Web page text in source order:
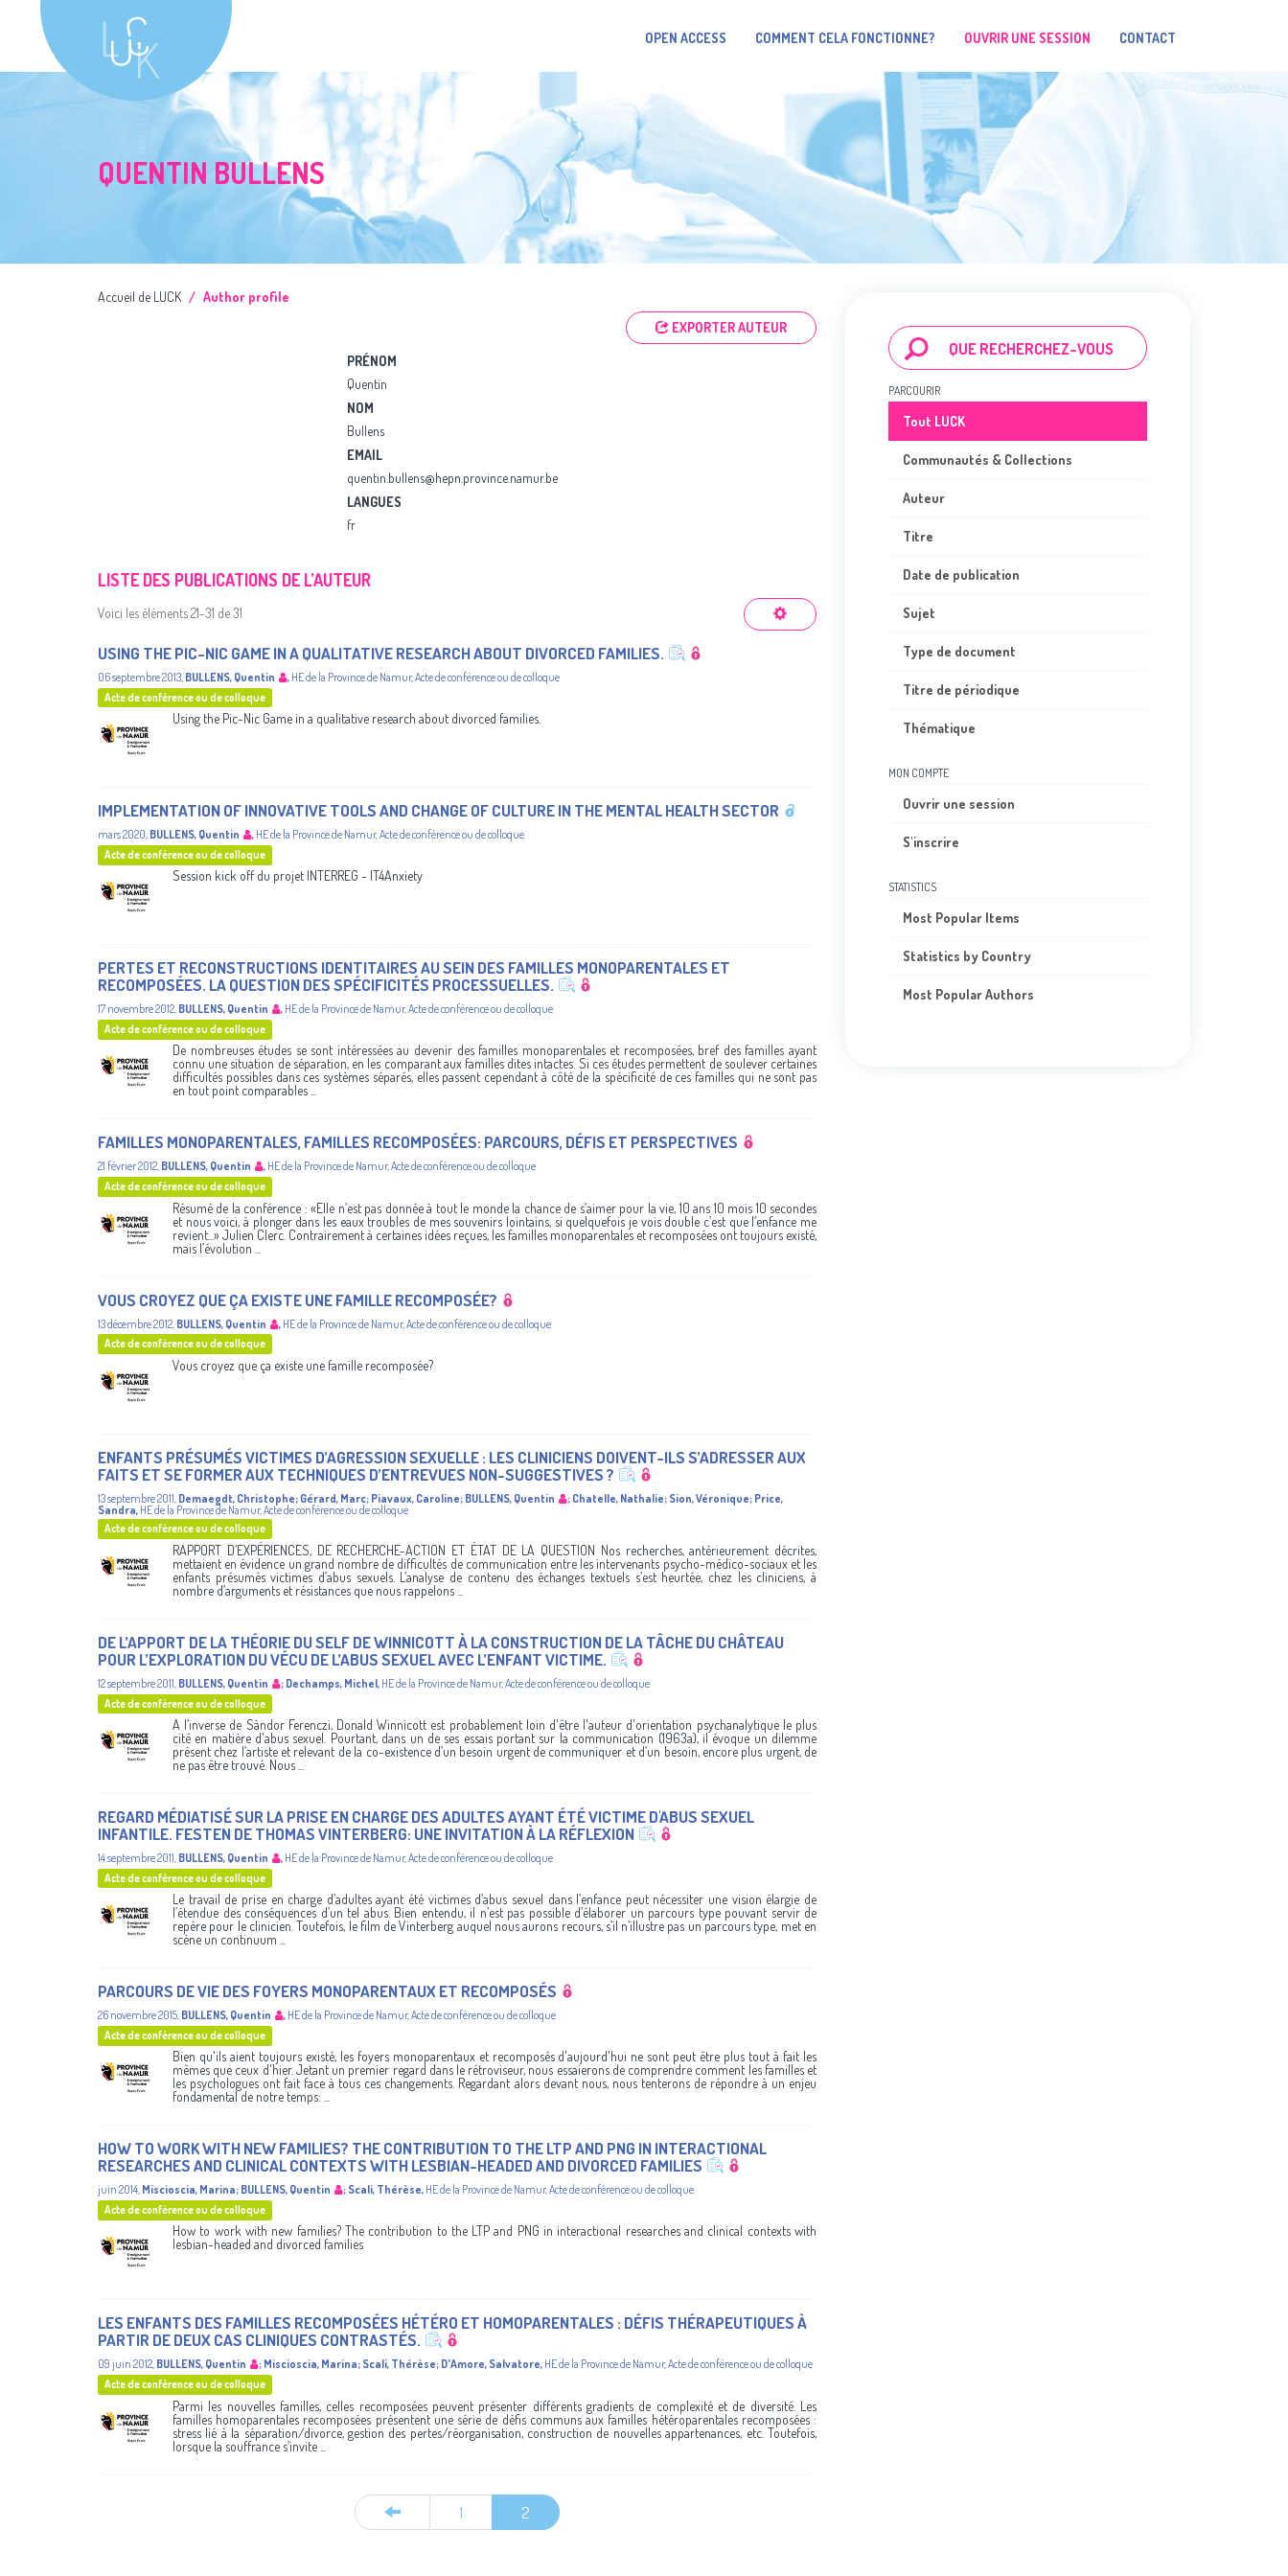
OPEN ACCESS COMMENT CELA FONCTIONNE? OUVRIR UNE SESSION CONTACT
QUENTIN BULLENS
Accueil de LUCK
Author profile
EXPORTER AUTEUR
PRÉNOM
Quentin
NOM
Bullens
EMAIL
quentin.bullens@hepn.province.namur.be
LANGUES
fr
LISTE DES PUBLICATIONS DE L’AUTEUR
Voici les éléments 21-31 de 31
USING THE PIC-NIC GAME IN A QUALITATIVE RESEARCH ABOUT DIVORCED FAMILIES.
06 septembre 2013, BULLENS, Quentin , HE de la Province de Namur,Acte de conférence ou de colloque
Acte de conférence ou de colloque
Using the Pic-Nic Game in a qualitative research about divorced families.
IMPLEMENTATION OF INNOVATIVE TOOLS AND CHANGE OF CULTURE IN THE MENTAL HEALTH SECTOR
mars 2020, BULLENS, Quentin , HE de la Province de Namur,Acte de conférence ou de colloque
Acte de conférence ou de colloque
Session kick off du projet INTERREG - IT4Anxiety
PERTES ET RECONSTRUCTIONS IDENTITAIRES AU SEIN DES FAMILLES MONOPARENTALES ET
RECOMPOSÉES. LA QUESTION DES SPÉCIFICITÉS PROCESSUELLES.
17 novembre 2012, BULLENS, Quentin , HE de la Province de Namur,Acte de conférence ou de colloque
Acte de conférence ou de colloque
De nombreuses études se sont intéressées au devenir des familles monoparentales et recomposées, bref des familles ayant
connu une situation de séparation, en les comparant aux familles dites intactes. Si ces études permettent de soulever certaines
difficultés possibles dans ces systèmes séparés, elles passent cependant à côté de la spécificité de ces familles qui ne sont pas
en tout point comparables ...
FAMILLES MONOPARENTALES, FAMILLES RECOMPOSÉES: PARCOURS, DÉFIS ET PERSPECTIVES
21 février 2012, BULLENS, Quentin , HE de la Province de Namur,Acte de conférence ou de colloque
Acte de conférence ou de colloque
Résumé de la conférence : «Elle n’est pas donnée à tout le monde la chance de s’aimer pour la vie, 10 ans 10 mois 10 secondes
et nous voici, à plonger dans les eaux troubles de mes souvenirs lointains, si quelquefois je vois double c’est que l’enfance me
revient...» Julien Clerc. Contrairement à certaines idées reçues, les familles monoparentales et recomposées ont toujours existé,
mais l’évolution ...
VOUS CROYEZ QUE ÇA EXISTE UNE FAMILLE RECOMPOSÉE?
13 décembre 2012 BULLENS, Quentin , HE de la Province de Namur, Acte de conférence ou de colloque
Acte de conférence ou de colloque
Vous croyez que ça existe une famille recomposée?
ENFANTS PRÉSUMÉS VICTIMES D’AGRESSION SEXUELLE : LES CLINICIENS DOIVENT-ILS S’ADRESSER AUX
FAITS ET SE FORMER AUX TECHNIQUES D’ENTREVUES NON-SUGGESTIVES ?
13 septembre 2011 Demaegdt, Christophe; Gérard, Marc; Piavaux, Caroline; BULLENS, Quentin ; Chatelle, Nathalie; Sion, Véronique; Price,
Sandra, HE de la Province de Namur, Acte de conférence ou de colloque
Acte de conférence ou de colloque
RAPPORT D’EXPÉRIENCES, DE RECHERCHE-ACTION ET ÉTAT DE LA QUESTION Nos recherches, antérieurement décrites,
mettaient en évidence un grand nombre de difficultés de communication entre les intervenants psycho-médico-sociaux et les
enfants présumés victimes d’abus sexuels. L’analyse de contenu des échanges textuels s’est heurtée, chez les cliniciens, à
nombre d’arguments et résistances que nous rappelons ...
DE L’APPORT DE LA THÉORIE DU SELF DE WINNICOTT À LA CONSTRUCTION DE LA TÂCHE DU CHÂTEAU
POUR L’EXPLORATION DU VÉCU DE L’ABUS SEXUEL AVEC L’ENFANT VICTIME.
12 septembre 2011 BULLENS, Quentin ; Dechamps, Michel, HE de la Province de Namur, Acte de conférence ou de colloque
Acte de conférence ou de colloque
A l’inverse de Sàndor Ferenczi, Donald Winnicott est probablement loin d'être l'auteur d'orientation psychanalytique le plus
cité en matière d'abus sexuel. Pourtant, dans un de ses essais portant sur la communication (1963a), il évoque un dilemme
présent chez l’artiste et relevant de la co-existence d’un besoin urgent de communiquer et d’un besoin, encore plus urgent, de
ne pas être trouvé. Nous ...
REGARD MÉDIATISÉ SUR LA PRISE EN CHARGE DES ADULTES AYANT ÉTÉ VICTIME D'ABUS SEXUEL
INFANTILE. FESTEN DE THOMAS VINTERBERG: UNE INVITATION À LA RÉFLEXION
14 septembre 2011 BULLENS, Quentin , HE de la Province de Namur, Acte de conférence ou de colloque
Acte de conférence ou de colloque
Le travail de prise en charge d’adultes ayant été victimes d’abus sexuel dans l’enfance peut nécessiter une vision élargie de
l’étendue des conséquences d’un tel abus. Bien entendu, il n’est pas possible d’élaborer un parcours type pouvant servir de
repère pour le clinicien. Toutefois, le film de Vinterberg auquel nous aurons recours, s’il n’illustre pas un parcours type, met en
scène un continuum ...
PARCOURS DE VIE DES FOYERS MONOPARENTAUX ET RECOMPOSÉS
26 novembre 2015, BULLENS, Quentin , HE de la Province de Namur,Acte de conférence ou de colloque
Acte de conférence ou de colloque
Bien qu'ils aient toujours existé, les foyers monoparentaux et recomposés d'aujourd'hui ne sont peut être plus tout à fait les
mêmes que ceux d'hier. Jetant un premier regard dans le rétroviseur, nous essaierons de comprendre comment les familles et
les psychologues ont fait face à tous ces changements. Regardant alors devant nous, nous tenterons de répondre à un enjeu
fondamental de notre temps: ...
HOW TO WORK WITH NEW FAMILIES? THE CONTRIBUTION TO THE LTP AND PNG IN INTERACTIONAL
RESEARCHES AND CLINICAL CONTEXTS WITH LESBIAN-HEADED AND DIVORCED FAMILIES
juin 2014, Miscioscia, Marina; BULLENS, Quentin ; Scali, Thérèse, HE de la Province de Namur,Acte de conférence ou de colloque
Acte de conférence ou de colloque
How to work with new families? The contribution to the LTP and PNG in interactional researches and clinical contexts with
lesbian-headed and divorced families
LES ENFANTS DES FAMILLES RECOMPOSÉES HÉTÉRO ET HOMOPARENTALES : DÉFIS THÉRAPEUTIQUES À
PARTIR DE DEUX CAS CLINIQUES CONTRASTÉS.
09 juin 2012, BULLENS, Quentin ; Miscioscia, Marina; Scali, Thérèse; D'Amore, Salvatore, HE de la Province de Namur,Acte de conférence ou de colloque
Acte de conférence ou de colloque
Parmi les nouvelles familles, celles recomposées peuvent présenter différents gradients de complexité et de diversité. Les
familles homoparentales recomposées présentent une série de défis communs aux familles hétéroparentales recomposées :
stress lié à la séparation/divorce, gestion des pertes/réorganisation, construction de nouvelles appartenances, etc. Toutefois,
lorsque la souffrance s’invite ...
1 2
PARCOURIR
Tout LUCK
Communautés & Collections
Auteur
Titre
Date de publication
Sujet
Type de document
Titre de périodique
Thématique
MON COMPTE
Ouvrir une session
S'inscrire
STATISTICS
Most Popular Items
Statistics by Country
Most Popular Authors